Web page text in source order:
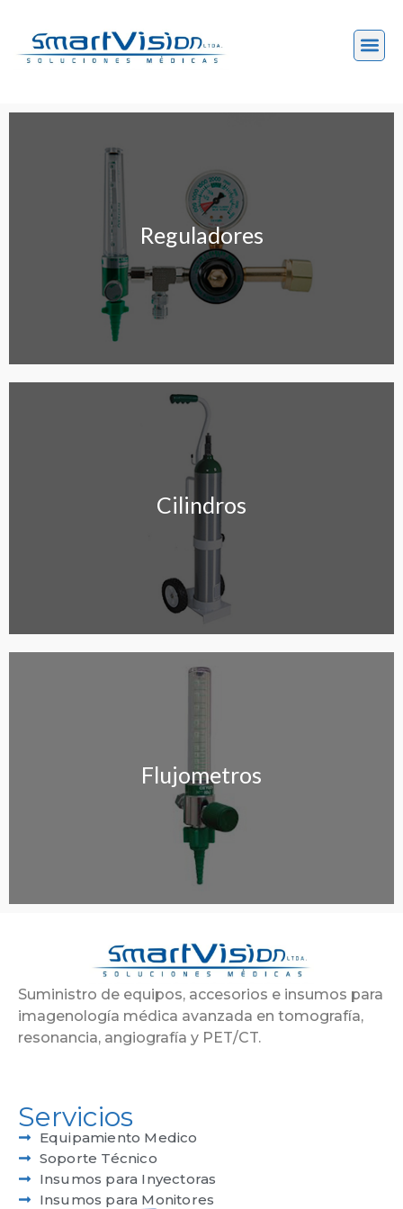
Reguladores
Reguladores
Cilindros
Cilindros
Flujometros
Flujometros
Suministro de equipos, accesorios e insumos para
imagenología médica avanzada en tomografía,
resonancia, angiografía y PET/CT.
Servicios
Equipamiento Medico
Soporte Técnico
Insumos para Inyectoras
Insumos para Monitores